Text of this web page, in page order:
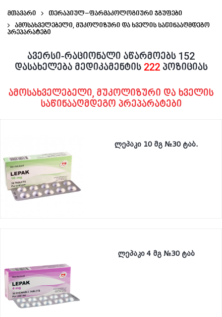
მთავარი
თერაპიულ–ფარმაკოლოგიური ჯგუფები
Ამოსახველებელი, Მუკოლიზური Და Ხველის Საწინააღმდეგო
Პრეპარატები
ავერსი-რაციონალი აწარმოებს 152
დასახელება მედიკამენტის 222 პოზიციას
ამოსახველებელი, მუკოლიზური და ხველის
საწინააღმდეგო პრეპარატები
ლეპაკი 10 მგ №30 ტაბ.
ლეპაკი 4 მგ №30 ტაბ